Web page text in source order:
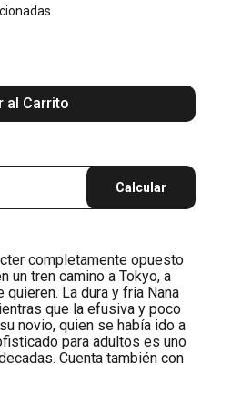
al Carrito
Calcular
completamente opuesto
un tren camino a Tokyo, a
La dura y fria Nana
que la efusiva y poco
novio, quien se había ido a
para adultos es uno
Cuenta también con